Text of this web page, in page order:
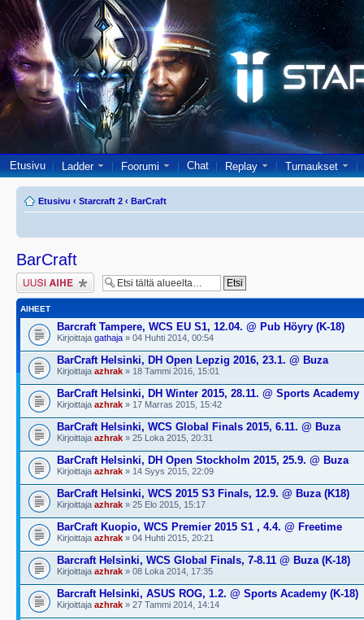
Etusivu Ladder Foorumi Chat Replay Turnaukset
Etusivu ‹ Starcraft 2 ‹ BarCraft
BarCraft
Lähetä uusi viesti
AIHEET
Barcraft Tampere, WCS EU S1, 12.04. @ Pub Höyry (K-18)
Kirjoittaja gathaja » 04 Huhti 2014, 00:54
BarCraft Helsinki, DH Open Lepzig 2016, 23.1. @ Buza
Kirjoittaja azhrak » 18 Tammi 2016, 15:01
BarCraft Helsinki, DH Winter 2015, 28.11. @ Sports Academy
Kirjoittaja azhrak » 17 Marras 2015, 15:42
BarCraft Helsinki, WCS Global Finals 2015, 6.11. @ Buza
Kirjoittaja azhrak » 25 Loka 2015, 20:31
BarCraft Helsinki, DH Open Stockholm 2015, 25.9. @ Buza
Kirjoittaja azhrak » 14 Syys 2015, 22:09
BarCraft Helsinki, WCS 2015 S3 Finals, 12.9. @ Buza (K18)
Kirjoittaja azhrak » 25 Elo 2015, 15:17
BarCraft Kuopio, WCS Premier 2015 S1 , 4.4. @ Freetime
Kirjoittaja azhrak » 04 Huhti 2015, 20:21
Barcraft Helsinki, WCS Global Finals, 7-8.11 @ Buza (K-18)
Kirjoittaja azhrak » 08 Loka 2014, 17:35
Barcraft Helsinki, ASUS ROG, 1.2. @ Sports Academy (K-18)
Kirjoittaja azhrak » 27 Tammi 2014, 14:14